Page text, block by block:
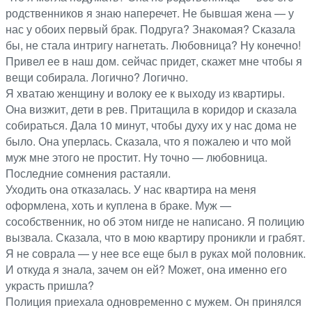
родственников я знаю наперечет. Не бывшая жена — у
нас у обоих первый брак. Подруга? Знакомая? Сказала
бы, не стала интригу нагнетать. Любовница? Ну конечно!
Привел ее в наш дом. сейчас придет, скажет мне чтобы я
вещи собирала. Логично? Логично.
Я хватаю женщину и волоку ее к выходу из квартиры.
Она визжит, дети в рев. Притащила в коридор и сказала
собираться. Дала 10 минут, чтобы духу их у нас дома не
было. Она уперлась. Сказала, что я пожалею и что мой
муж мне этого не простит. Ну точно — любовница.
Последние сомнения растаяли.
Уходить она отказалась. У нас квартира на меня
оформлена, хоть и куплена в браке. Муж —
сособственник, но об этом нигде не написано. Я полицию
вызвала. Сказала, что в мою квартиру проникли и грабят.
Я не соврала — у нее все еще был в руках мой половник.
И откуда я знала, зачем он ей? Может, она именно его
украсть пришла?
Полиция приехала одновременно с мужем. Он принялся